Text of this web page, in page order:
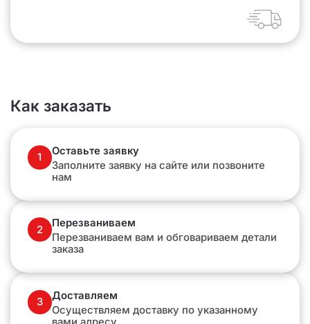
Как заказать
1
Оставьте заявку
Заполните заявку на сайте или позвоните
нам
2
Перезваниваем
Перезваниваем вам и обговариваем детали
заказа
3
Доставляем
Осуществляем доставку по указанному